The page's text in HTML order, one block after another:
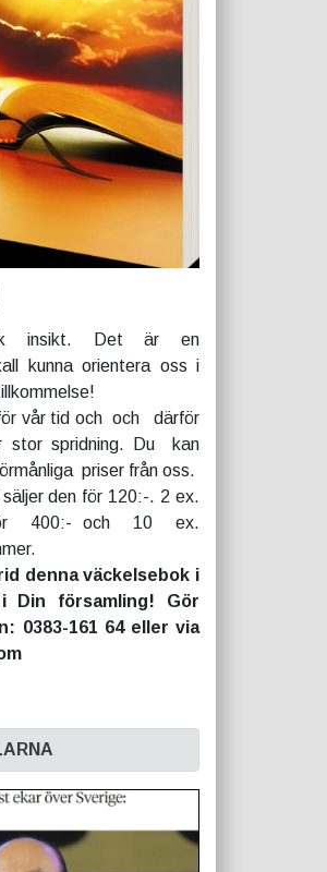
insikt. Det är en
kunna orientera oss i
vår tid och och därför
spridning. Du kan
priser från oss.
den för 120:-. 2 ex.
400:- och 10 ex.
denna väckelsebok i
Din församling! Gör
0383-161 64 eller via